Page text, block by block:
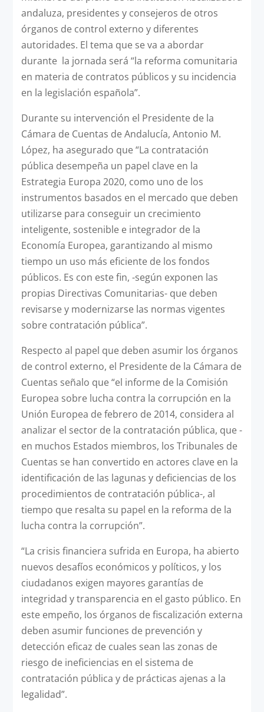
andaluza, presidentes y consejeros de otros
órganos de control externo y diferentes
autoridades. El tema que se va a abordar
durante la jornada será “la reforma comunitaria
en materia de contratos públicos y su incidencia
en la legislación española”.
Durante su intervención el Presidente de la
Cámara de Cuentas de Andalucía, Antonio M.
López, ha asegurado que “La contratación
pública desempeña un papel clave en la
Estrategia Europa 2020, como uno de los
instrumentos basados en el mercado que deben
utilizarse para conseguir un crecimiento
inteligente, sostenible e integrador de la
Economía Europea, garantizando al mismo
tiempo un uso más eficiente de los fondos
públicos. Es con este fin, -según exponen las
propias Directivas Comunitarias- que deben
revisarse y modernizarse las normas vigentes
sobre contratación pública”.
Respecto al papel que deben asumir los órganos
de control externo, el Presidente de la Cámara de
Cuentas señalo que “el informe de la Comisión
Europea sobre lucha contra la corrupción en la
Unión Europea de febrero de 2014, considera al
analizar el sector de la contratación pública, que -
en muchos Estados miembros, los Tribunales de
Cuentas se han convertido en actores clave en la
identificación de las lagunas y deficiencias de los
procedimientos de contratación pública-, al
tiempo que resalta su papel en la reforma de la
lucha contra la corrupción”.
“La crisis financiera sufrida en Europa, ha abierto
nuevos desafíos económicos y políticos, y los
ciudadanos exigen mayores garantías de
integridad y transparencia en el gasto público. En
este empeño, los órganos de fiscalización externa
deben asumir funciones de prevención y
detección eficaz de cuales sean las zonas de
riesgo de ineficiencias en el sistema de
contratación pública y de prácticas ajenas a la
legalidad”.